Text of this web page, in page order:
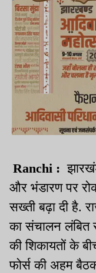
Ranchi :
और भंडारण पर
सख्ती बढ़ा दी है.
का संचालन लंबित
की शिकायतों के
फोर्स की अहम